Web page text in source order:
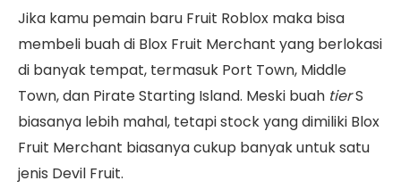
Jika kamu pemain baru Fruit Roblox maka bisa
membeli buah di Blox Fruit Merchant yang berlokasi
di banyak tempat, termasuk Port Town, Middle
Town, dan Pirate Starting Island. Meski buah tierS
biasanya lebih mahal, tetapi stock yang dimiliki Blox
Fruit Merchant biasanya cukup banyak untuk satu
jenis Devil Fruit.